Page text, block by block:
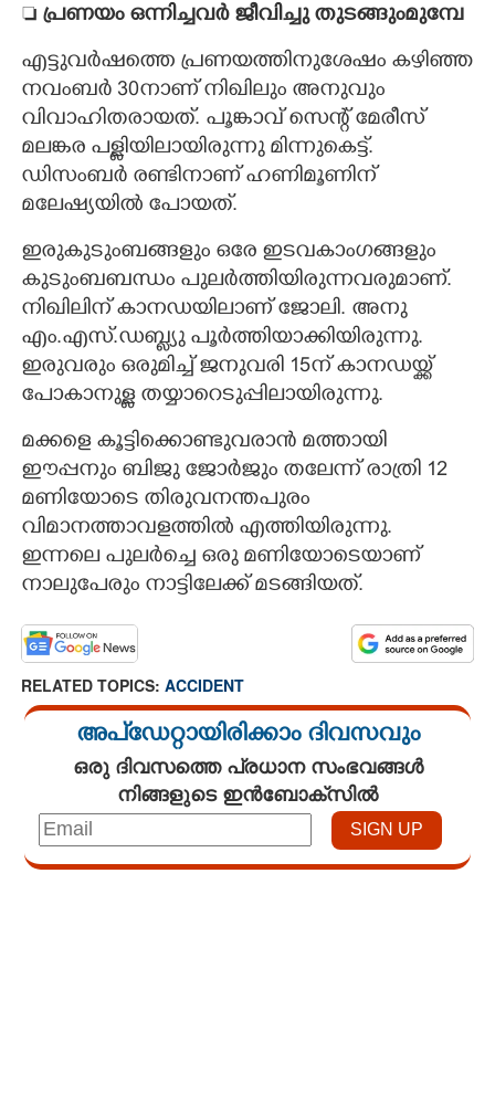
 പ്രണയം ഒന്നിച്ചവർ ജീവിച്ചു തുടങ്ങുംമുമ്പേ
എട്ടുവർഷത്തെ പ്രണയത്തിനുശേഷം കഴിഞ്ഞ
നവംബർ 30നാണ് നിഖിലും അനുവും
വിവാഹിതരായത്. പൂങ്കാവ് സെന്റ് മേരീസ്
മലങ്കര പള്ളിയിലായിരുന്നു മിന്നുകെട്ട്.
ഡിസംബർ രണ്ടിനാണ് ഹണിമൂണിന്
മലേഷ്യയിൽ പോയത്.
ഇരുകുടുംബങ്ങളും ഒരേ ഇടവകാംഗങ്ങളും
കുടുംബബന്ധം പുലർത്തിയിരുന്നവരുമാണ്.
നിഖിലിന് കാനഡയിലാണ് ജോലി. അനു
എം.എസ്.ഡബ്ല്യു പൂർത്തിയാക്കിയിരുന്നു.
ഇരുവരും ഒരുമിച്ച് ജനുവരി 15ന് കാനഡയ്ക്ക്
പോകാനുള്ള തയ്യാറെടുപ്പിലായിരുന്നു.
മക്കളെ കൂട്ടിക്കൊണ്ടുവരാൻ മത്തായി
ഈപ്പനും ബിജു ജോർജും തലേന്ന് രാത്രി 12
മണിയോടെ തിരുവനന്തപുരം
വിമാനത്താവളത്തിൽ എത്തിയിരുന്നു.
ഇന്നലെ പുലർച്ചെ ഒരു മണിയോടെയാണ്
നാലുപേരും നാട്ടിലേക്ക് മടങ്ങിയത്.
RELATED TOPICS: ACCIDENT
അപ്ഡേറ്റായിരിക്കാം ദിവസവും
ഒരു ദിവസത്തെ പ്രധാന സംഭവങ്ങൾ
നിങ്ങളുടെ ഇൻബോക്സിൽ